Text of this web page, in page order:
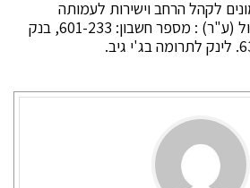
לקהל הרחב וישירות לעמותה
לקידום תושבי חבל אשכול (ע"ר) : מספר חשבון: 601-233, בנק